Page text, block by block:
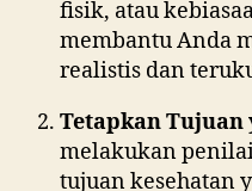
fisik, atau
membantu Anda
realistis dan
Tetapkan Tujuan
melakukan
tujuan kesehatan